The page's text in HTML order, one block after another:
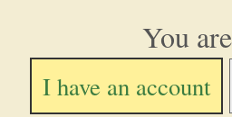
You
I have an account